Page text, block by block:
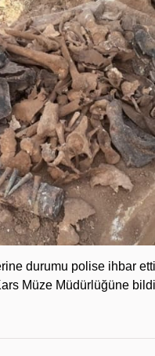
durumu polise ihbar
Müze Müdürlüğüne